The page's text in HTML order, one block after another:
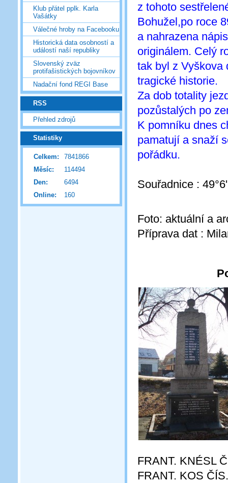
Klub přátel pplk. Karla
Vašátky
Válečné hroby na Facebooku
Historická data osobností a
událostí naší republiky
Slovenský zväz
protifašistických bojovníkov
Nadační fond REGI Base
RSS
Přehled zdrojů
Statistiky
Online: 160
Celkem:
7841866
Měsíc:
114494
Den:
6494
z tohoto
Bohužel,po roce
a nahrazena
originálem. Celý
tak byl z Vyškova
tragické historie.
Za dob totality
pozůstalých po
K pomníku dnes
pamatují a snaží
pořádku.
Souřadnice :
Foto: aktuální a
Příprava dat :
FRANT. KNÉSL
FRANT. KOS